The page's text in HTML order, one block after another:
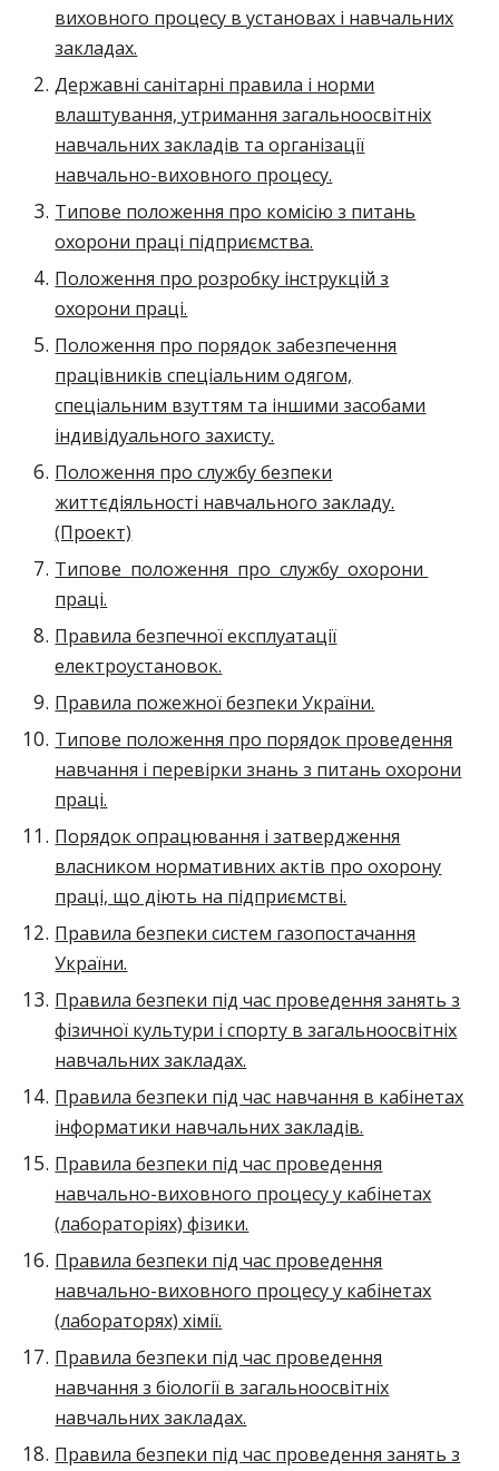
виховного процесу в установах і навчальних
закладах.
Державні санітарні правила і норми
влаштування, утримання загальноосвітніх
навчальних закладів та організації
навчально-виховного процесу.
Типове положення про комісію з питань
охорони праці підприємства.
Положення про розробку інструкцій з
охорони праці.
Положення про порядок забезпечення
працівників спеціальним одягом,
спеціальним взуттям та іншими засобами
індивідуального захисту.
Положення про службу безпеки
життєдіяльності навчального закладу.
(Проект)
Типове положення про службу охорони
праці.
Правила безпечної експлуатації
електроустановок.
Правила пожежної безпеки України.
Типове положення про порядок проведення
навчання і перевірки знань з питань охорони
праці.
Порядок опрацювання і затвердження
власником нормативних актів про охорону
праці, що діють на підприємстві.
Правила безпеки систем газопостачання
України.
Правила безпеки під час проведення занять з
фізичної культури і спорту в загальноосвітніх
навчальних закладах.
Правила безпеки під час навчання в кабінетах
інформатики навчальних закладів.
Правила безпеки під час проведення
навчально-виховного процесу у кабінетах
(лабораторіях) фізики.
Правила безпеки під час проведення
навчально-виховного процесу у кабінетах
(лабораторях) хімії.
Правила безпеки під час проведення
навчання з біології в загальноосвітніх
навчальних закладах.
Правила безпеки під час проведення занять з